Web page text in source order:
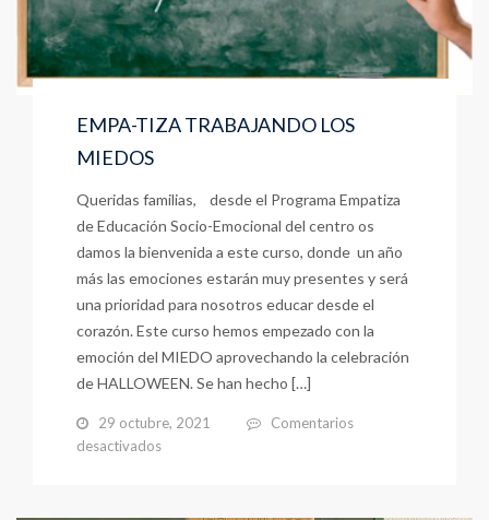
EL
DERECHO
A
UN
MENOR
EMPA-TIZA TRABAJANDO LOS
MIEDOS
Queridas familias, desde el Programa Empatiza
de Educación Socio-Emocional del centro os
damos la bienvenida a este curso, donde un año
más las emociones estarán muy presentes y será
una prioridad para nosotros educar desde el
corazón. Este curso hemos empezado con la
emoción del MIEDO aprovechando la celebración
de HALLOWEEN. Se han hecho […]
29 octubre, 2021
Comentarios
desactivados